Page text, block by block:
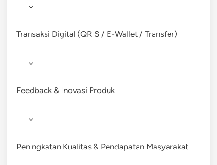
↓
Transaksi Digital (QRIS / E-Wallet / Transfer)
↓
Feedback & Inovasi Produk
↓
Peningkatan Kualitas & Pendapatan Masyarakat